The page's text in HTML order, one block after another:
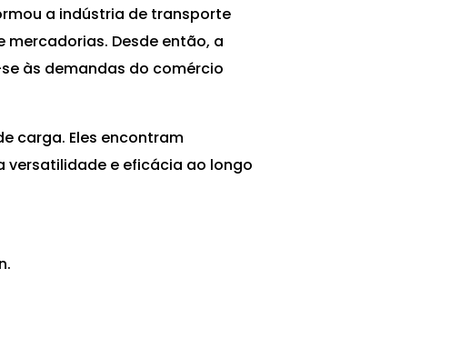
a indústria de transporte
Desde então, a
às demandas do comércio
carga. Eles encontram
e eficácia ao longo